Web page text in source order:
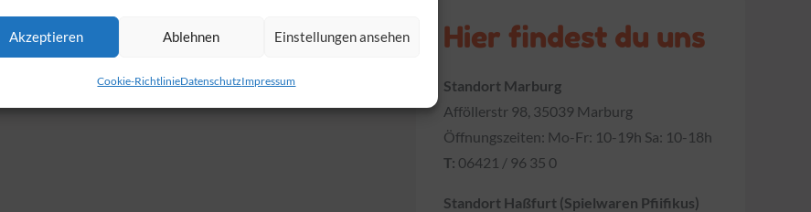
Akzeptieren Ablehnen Einstellungen ansehen
Cookie-RichtlinieDatenschutzImpressum
Hier findest du uns
Standort Marburg
Afföllerstr 98, 35039 Marburg
Öffnungszeiten: Mo-Fr: 10-19h Sa: 10-18h
T: 06421 / 96 35 0
Standort Haßfurt (Spielwaren Pfiifikus)